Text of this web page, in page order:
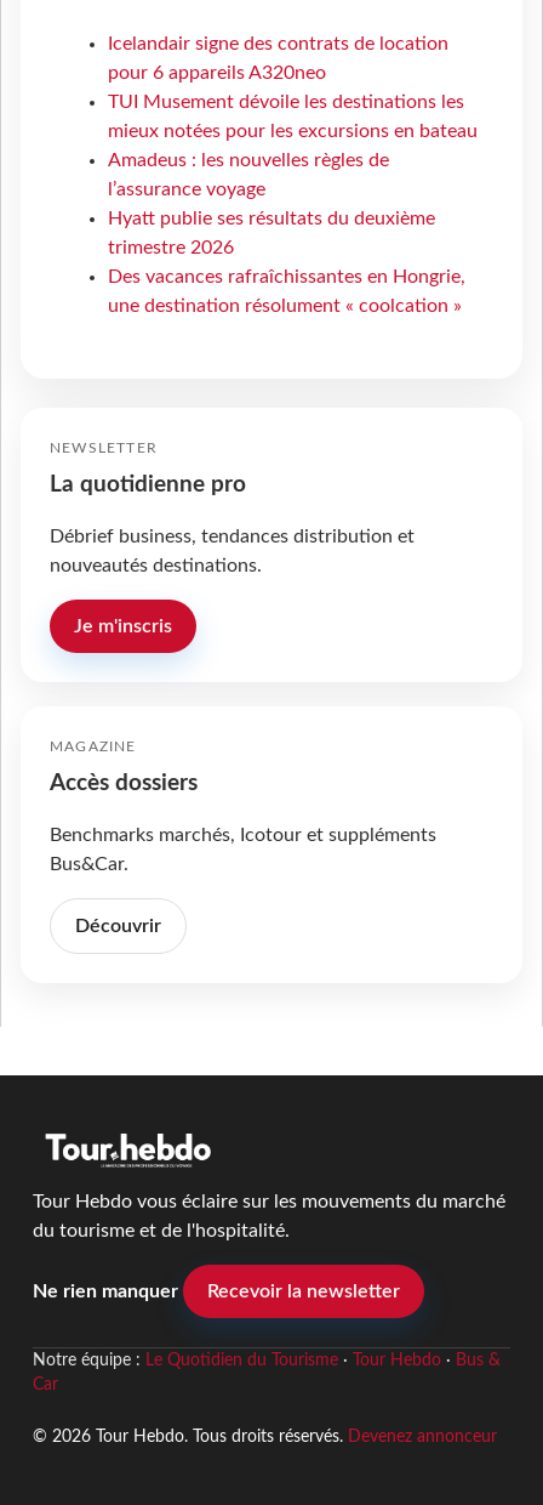
Icelandair signe des contrats de location
pour 6 appareils A320neo
TUI Musement dévoile les destinations les
mieux notées pour les excursions en bateau
Amadeus : les nouvelles règles de
l’assurance voyage
Hyatt publie ses résultats du deuxième
trimestre 2026
Des vacances rafraîchissantes en Hongrie,
une destination résolument « coolcation »
NEWSLETTER
La quotidienne pro
Débrief business, tendances distribution et
nouveautés destinations.
Je m'inscris
MAGAZINE
Accès dossiers
Benchmarks marchés, Icotour et suppléments
Bus&Car.
Découvrir
Tour Hebdo vous éclaire sur les mouvements du marché
du tourisme et de l'hospitalité.
Ne rien manquer Recevoir la newsletter
Notre équipe : Le Quotidien du Tourisme· Tour Hebdo· Bus &
Car
© 2026 Tour Hebdo. Tous droits réservés. Devenez annonceur